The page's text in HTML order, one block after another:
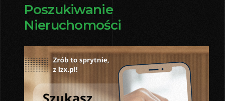
Poszukiwanie
Nieruchomości